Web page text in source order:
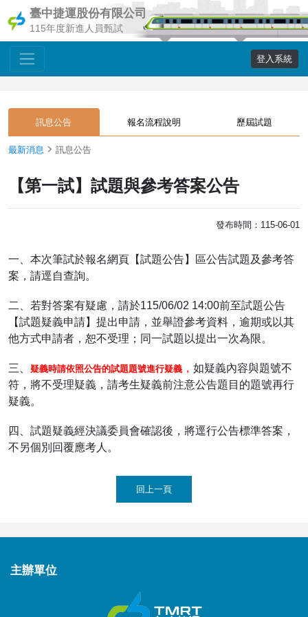
臺中捷運股份有限公司
115年度新進人員甄試
登入系統
訊息公告 報名流程說明 歷屆試題
最新消息 訊息公告
【第一試】試題與參考答案公告
發布時間：115-06-01
一、本次筆試於報名網頁【試題公告】區公告試題及參考答
案，請逕自查詢。
二、若對答案有疑慮，請於115/06/02 14:00前至試題公告
【試題疑義申請】提出申請，並舉證參考資料，逾期或以其
他方式申請者，恕不受理；同一試題以提出一次為限。
三、 疑義時請依照公告的試題題號進行疑義， 如疑義內容與題號不
符，將不受理疑義，請考生疑義前注意公告題目的題號再行
疑義。
四、試題疑義經決議委員會確認後，將逕行公告標準答案，
不另個別回覆應考人。
回上一頁
主辦單位